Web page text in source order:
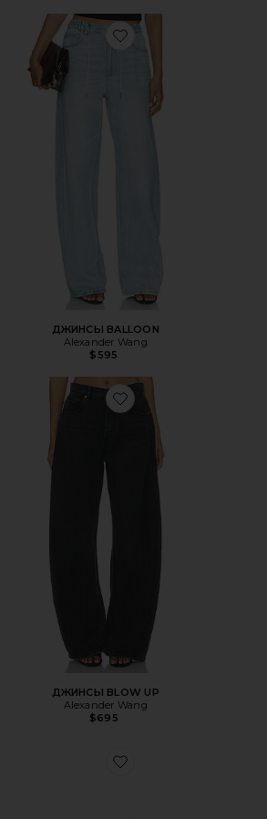
Favorite ДЖИНСЫ BALLOON
ДЖИНСЫ BALLOON
Alexander Wang
$595
Favorite ДЖИНСЫ BLOW UP
ДЖИНСЫ BLOW UP
Alexander Wang
$695
Favorite САНДАЛИИ JULIE